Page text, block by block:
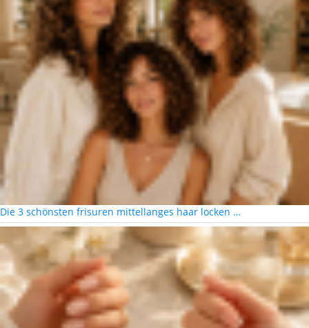
Die 3 schönsten frisuren mittellanges haar locken …